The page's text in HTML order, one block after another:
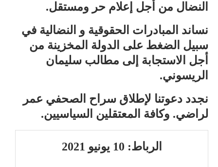
النضال من أجل إعلام حر ومستقل.
نساند المبادرات الحقوقية و النضالية في
سبيل الضغط على الدولة المخزينة من
أجل الاستجابة إلى مطالب سليمان
الريسوني.
نجدد دعوتنا لإطلاق سراح الصحفي عمر
لراضي. وكافة المعتقلين السياسيين.
الرباط: 10 يونيو 2021